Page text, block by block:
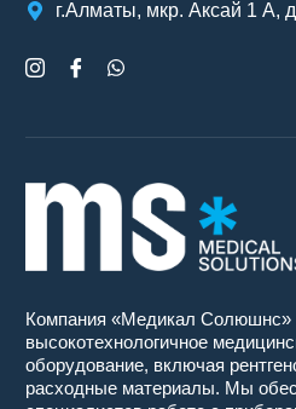
г.Алматы, мкр. Аксай 1 А,
Компания «Медикал Солюшнс»
высокотехнологичное
оборудование, включая
расходные материалы. Мы